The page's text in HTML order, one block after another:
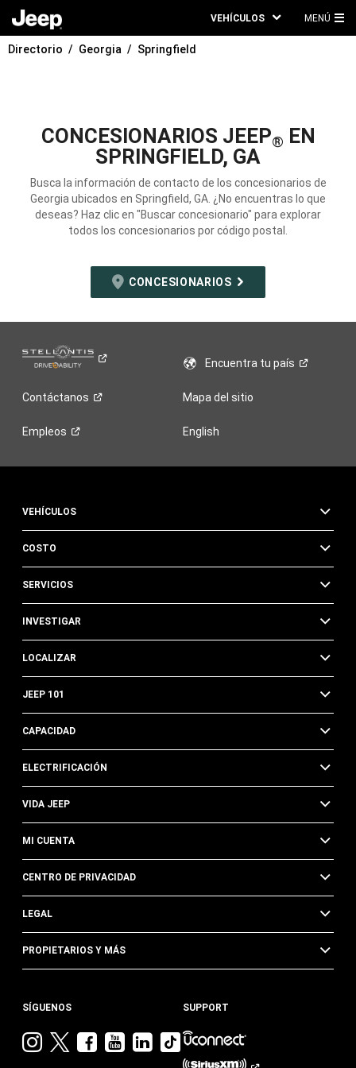
VEHÍCULOS MENÚ
Directorio Georgia Springfield
CONCESIONARIOS JEEP® EN
SPRINGFIELD, GA
Busca la información de contacto de los concesionarios de
Georgia ubicados en Springfield, GA. ¿No encuentras lo que
deseas? Haz clic en "Buscar concesionario" para explorar
todos los concesionarios por código postal.
CONCESIONARIOS
Encuentra tupaís
Contáctanos Mapa del sitio
Empleos English
VEHÍCULOS
COSTO
SERVICIOS
INVESTIGAR
LOCALIZAR
JEEP 101
CAPACIDAD
ELECTRIFICACIÓN
VIDA JEEP
MI CUENTA
CENTRO DE PRIVACIDAD
LEGAL
PROPIETARIOS Y MÁS
SÍGUENOS
VisitaVisitaVisitaVisitaVisita
Jeep
Visita
Jeep
SUPPORT